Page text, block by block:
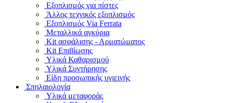
Εξοπλισμός για πίστες
Άλλος τεχνικός εξοπλισμός
Εξοπλισμός Via Ferrata
Μεταλλικά αγκύρια
Kit ασφάλισης - Αρματώματος
Kit Επιβίωσης
Υλικά Καθαρισμού
Υλικά Συντήρησης
Είδη προσωπικής υγιεινής
Σπηλαιολογία
Υλικά μεταφοράς